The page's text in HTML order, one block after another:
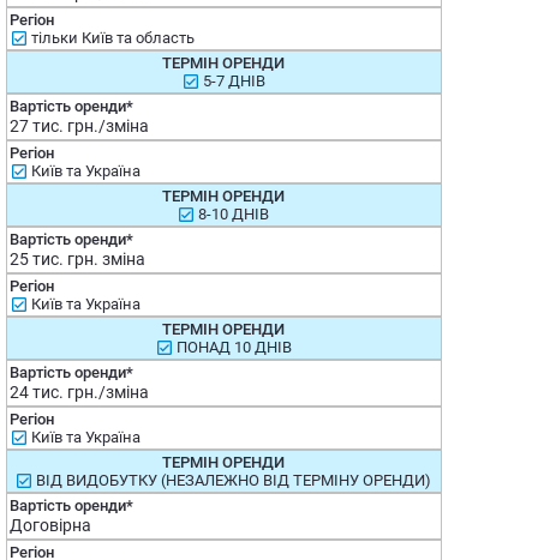
тільки Київ та область
5-7 ДНІВ
27 тис. грн./зміна
Київ та Україна
8-10 ДНІВ
25 тис. грн. зміна
Київ та Україна
ПОНАД 10 ДНІВ
24 тис. грн./зміна
Київ та Україна
ВІД ВИДОБУТКУ (НЕЗАЛЕЖНО ВІД ТЕРМІНУ ОРЕНДИ)
Договірна